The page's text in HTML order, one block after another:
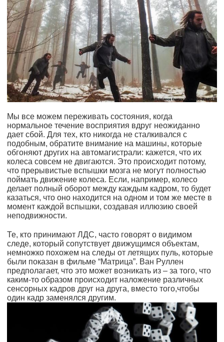
Мы все можем переживать состояния, когда
нормальное течение восприятия вдруг неожиданно
дает сбой. Для тех, кто никогда не сталкивался с
подобным, обратите внимание на машины, которые
обгоняют других на автомагистрали: кажется, что их
колеса совсем не двигаются. Это происходит потому,
что прерывистые вспышки мозга не могут полностью
поймать движение колеса. Если, например, колесо
делает полный оборот между каждым кадром, то будет
казаться, что оно находится на одном и том же месте в
момент каждой вспышки, создавая иллюзию своей
неподвижности.
Те, кто принимают ЛДС, часто говорят о видимом
следе, который сопутствует движущимся объектам,
немножко похожем на следы от летящих пуль, которые
были показан в фильме “Матрица”. Ван Руллен
предполагает, что это может возникать из – за того, что
каким-то образом происходит наложение различных
сенсорных кадров друг на друга, вместо того,чтобы
один кадр заменялся другим.